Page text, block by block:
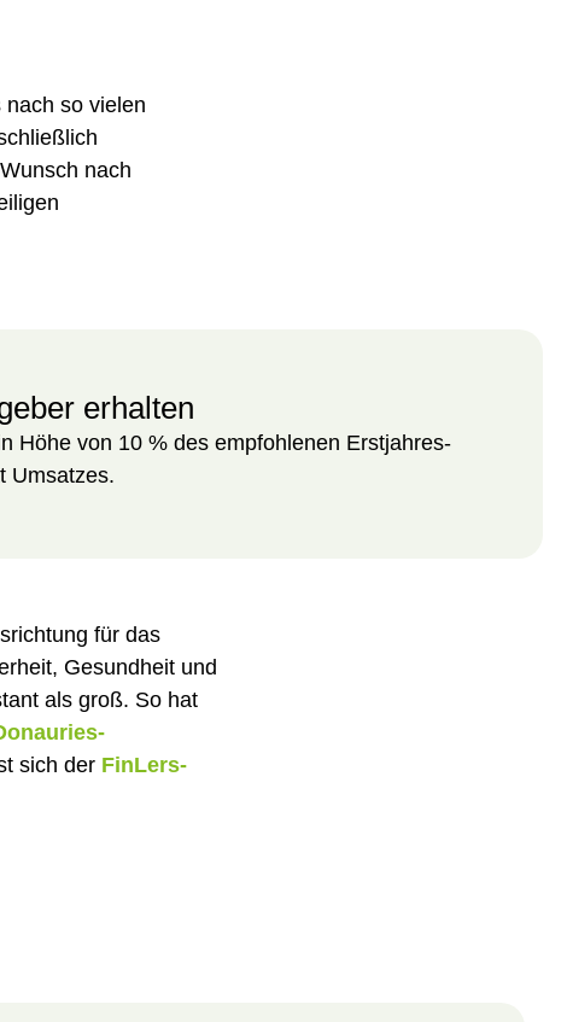
so vielen
nach
erhalten
Höhe von 10 % des empfohlenen Erstjahres-
Umsatzes.
für das
Gesundheit und
als groß. So hat
sich der FinLers-